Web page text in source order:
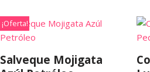
¡Oferta!
Salveque Mojigata